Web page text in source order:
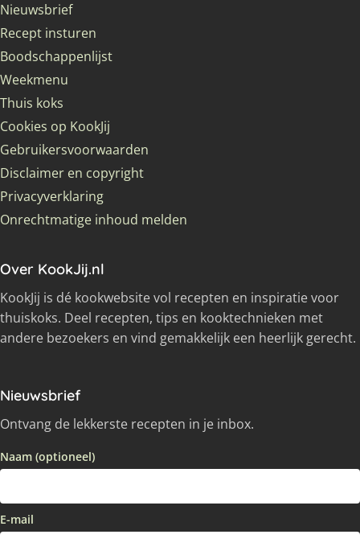
Nieuwsbrief
Recept insturen
Boodschappenlijst
Weekmenu
Thuis koks
Cookies op KookJij
Gebruikersvoorwaarden
Disclaimer en copyright
Privacyverklaring
Onrechtmatige inhoud melden
Over KookJij.nl
KookJij is dé kookwebsite vol recepten en inspiratie voor
thuiskoks. Deel recepten, tips en kooktechnieken met
andere bezoekers en vind gemakkelijk een heerlijk gerecht.
Nieuwsbrief
Ontvang de lekkerste recepten in je inbox.
Naam (optioneel)
E-mail